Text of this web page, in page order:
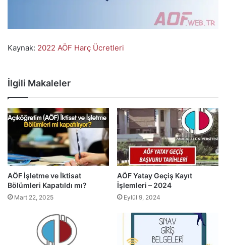
Kaynak: 2022 AÖF Harç Ücretleri
İlgili Makaleler
AÖF İşletme ve İktisat
Bölümleri Kapatıldı mı?
Mart 22, 2025
AÖF Yatay Geçiş Kayıt
İşlemleri – 2024
Eylül 9, 2024